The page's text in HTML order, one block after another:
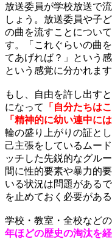
放送委員が学校放送で
しょう。放送委員や子
の曲を流すことについ
す。「これぐらいの曲
てあげれば？」という
という感覚に分かれます
もし、自由を許し出す
になって
「自分たちは
「精神的に幼い連中に
輪の盛り上がりの証と
己主張をしているムー
ッチした先鋭的なグル
間に性的要素や暴力的
いる状況は問題がある
を止めておく必要がある
学校・教室・全校など
年ほどの歴史の淘汰を